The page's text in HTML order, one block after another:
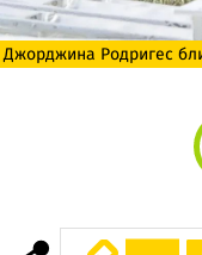
Джорджина Родригес